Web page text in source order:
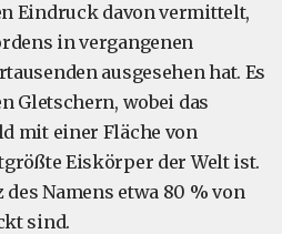
Eindruck davon vermittelt,
in vergangenen
ausgesehen hat. Es
Gletschern, wobei das
mit einer Fläche von
Eiskörper der Welt ist.
des Namens etwa 80 % von
sind.